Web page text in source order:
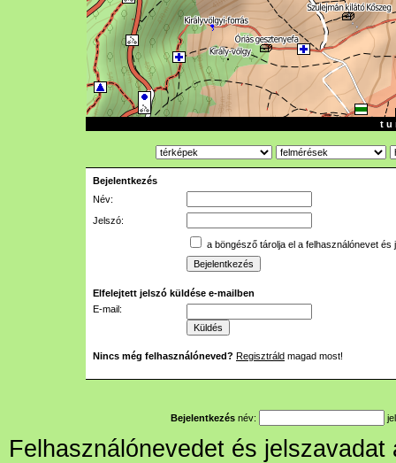
t u
Bejelentkezés
Név:
Jelszó:
a böngésző tárolja el a felhasználónevet és
Elfelejtett jelszó küldése e-mailben
E-mail:
Nincs még felhasználóneved? Regisztráld magad most!
Bejelentkezés név:
Felhasználónevedet és